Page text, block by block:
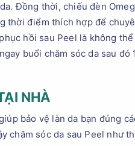
Đồng thời, chiếu đèn
thời điểm thích hợp để
hồi sau Peel là không thể
buổi chăm sóc da sau đó
NHÀ
bảo vệ làn da bạn đúng
chăm sóc da sau Peel như